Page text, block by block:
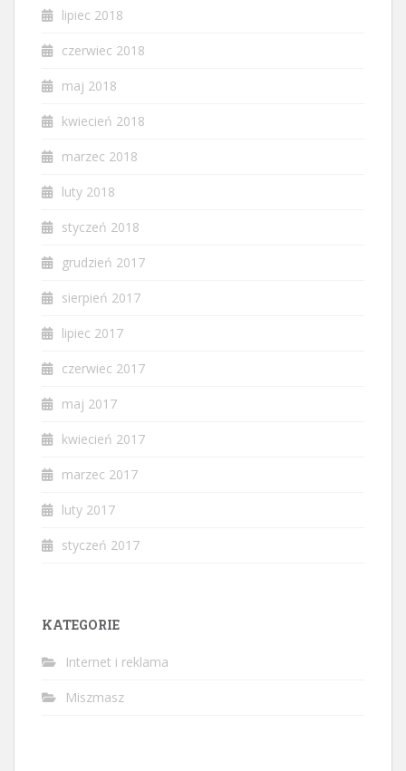
lipiec 2018
czerwiec 2018
maj 2018
kwiecień 2018
marzec 2018
luty 2018
styczeń 2018
grudzień 2017
sierpień 2017
lipiec 2017
czerwiec 2017
maj 2017
kwiecień 2017
marzec 2017
luty 2017
styczeń 2017
KATEGORIE
Internet i reklama
Miszmasz